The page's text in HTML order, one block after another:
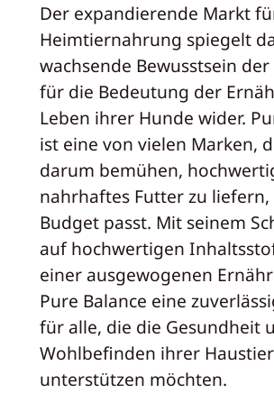
Der expandierende Markt
Heimtiernahrung spiegelt
wachsende Bewusstsein
für die Bedeutung der
Leben ihrer Hunde wider.
ist eine von vielen Marken,
darum bemühen,
nahrhaftes Futter zu liefern,
Budget passt. Mit seinem
auf hochwertigen
einer ausgewogenen
Pure Balance eine
für alle, die die Gesundheit
Wohlbefinden ihrer
unterstützen möchten.